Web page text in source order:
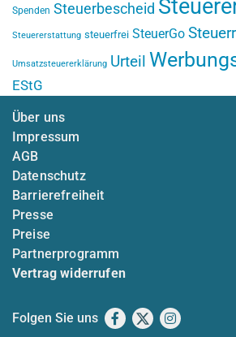
Spenden Steuerbescheid
Steuererstattung steuerfrei SteuerGo
Umsatzsteuererklärung Urteil
EStG
Über uns
Impressum
AGB
Datenschutz
Barrierefreiheit
Presse
Preise
Partnerprogramm
Vertrag widerrufen
Folgen Sie uns Facebook
X Instagram